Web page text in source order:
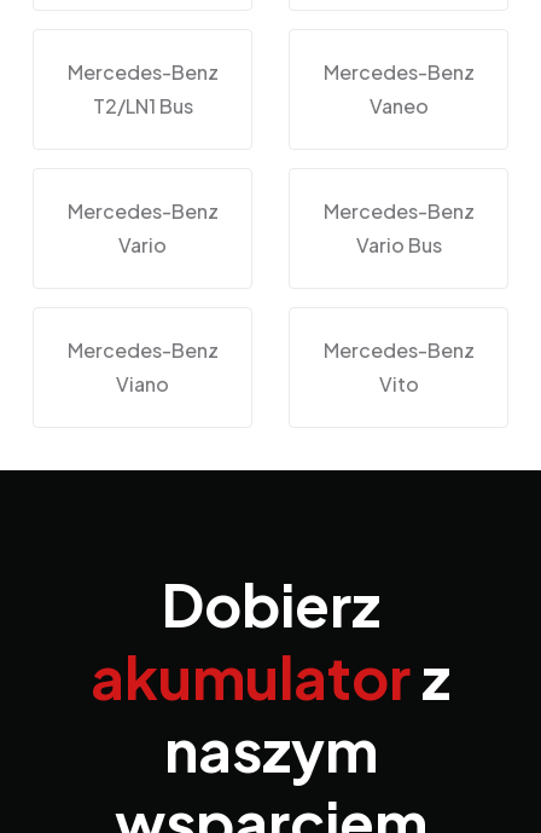
Mercedes-Benz
T2/LN1 Bus
Mercedes-Benz
Vaneo
Mercedes-Benz
Vario
Mercedes-Benz
Vario Bus
Mercedes-Benz
Viano
Mercedes-Benz
Vito
Dobierz
akumulatorz
naszym